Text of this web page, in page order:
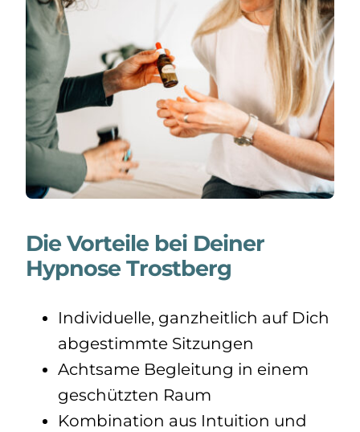
Die Vorteile bei Deiner
Hypnose Trostberg
Individuelle, ganzheitlich auf Dich
abgestimmte Sitzungen
Achtsame Begleitung in einem
geschützten Raum
Kombination aus Intuition und